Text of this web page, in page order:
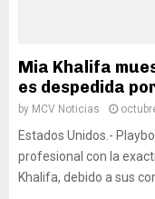
Mia Khalifa
es despedida
by MCV Noticias
Estados Unidos.-
profesional con la
Khalifa, debido a sus